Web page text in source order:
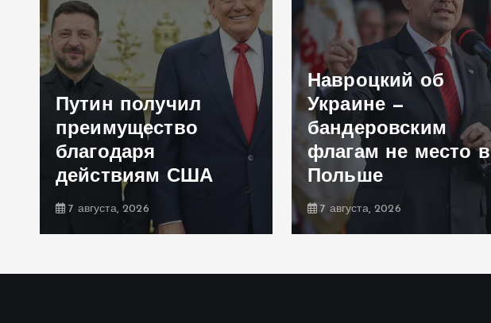
Путин получил
преимущество
благодаря
действиям США
7 августа, 2026
Навроцкий об
Украине —
бандеровским
флагам не место в
Польше
7 августа, 2026